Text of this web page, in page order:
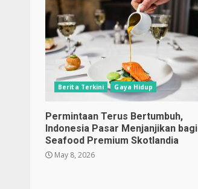
Berita Terkini Gaya Hidup
Permintaan Terus Bertumbuh,
Indonesia Pasar Menjanjikan bagi
Seafood Premium Skotlandia
May 8, 2026